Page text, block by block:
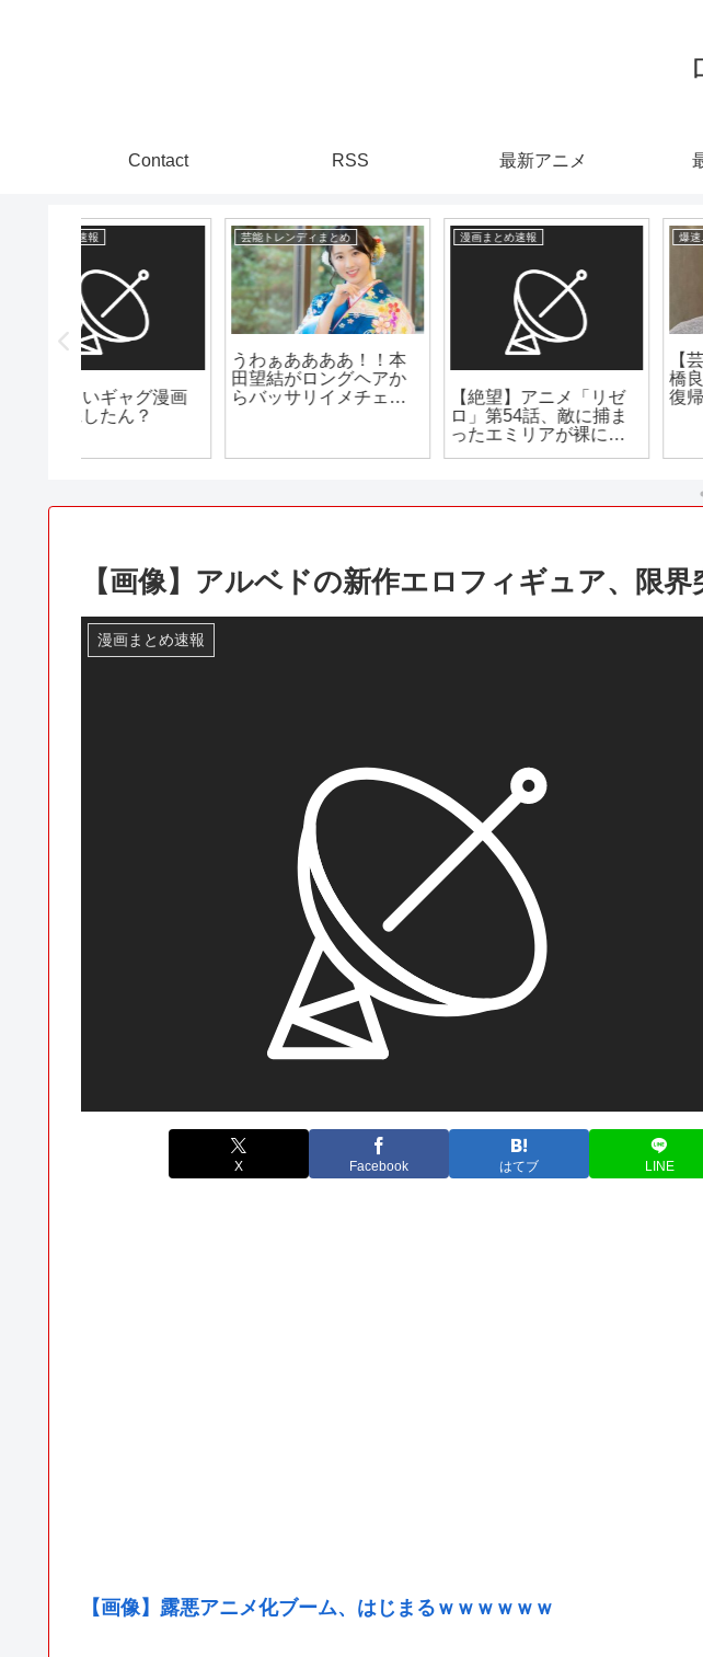
Contact RSS 最新アニメ
【絶望】アニメ「リゼ
ロ」第54話、敵に捕ま
爆速ニュースちゃんねる
【芸能】元プラマイ岩
橋良昌（46）が地上波
復帰報告
未来トランクス「完
に消え去ってしま
え！！！セル！！！」
【画像】アルベドの新作エロフィギュア、限界
漫画まとめ速報
X Facebook はてブ LINE
【画像】露悪アニメ化ブーム、はじまるｗｗｗｗｗｗ